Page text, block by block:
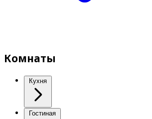
Комнаты
Кухня
Гостиная